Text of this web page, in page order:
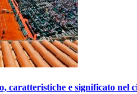
caratteristiche e significato nel